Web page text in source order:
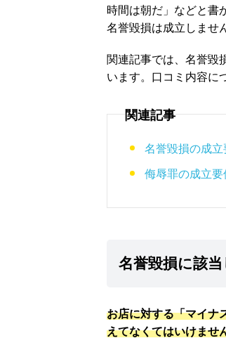
時間は朝だ」などと書
名誉毀損は成立しませ
関連記事では、名誉毀
います。口コミ内容に
関連記事
名誉毀損の成
侮辱罪の成立
名誉毀損に該
お店に対する「マイナ
えてなくてはいけませ